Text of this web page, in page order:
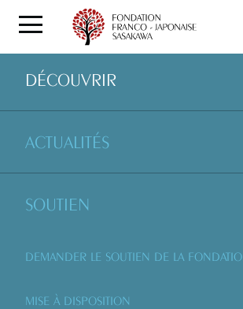
DÉCOUVRIR
ACTUALITÉS
SOUTIEN
DEMANDER LE SOUTIEN DE LA
MISE À DISPOSITION